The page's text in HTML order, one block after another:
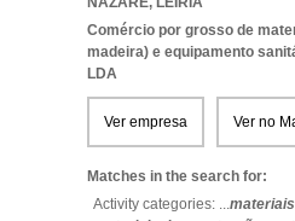
Comércio por grosso de
madeira) e equipamento
LDA
Ver empresa Ver no
Matches in the search for:
Activity categories: ...